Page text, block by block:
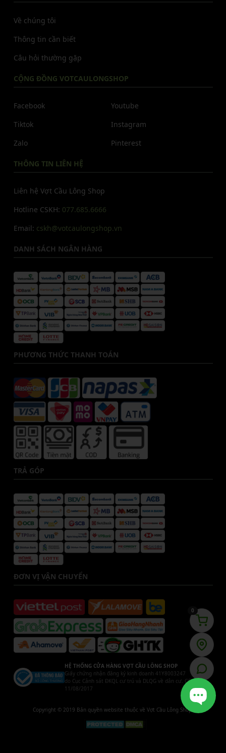
Về chúng tôi
Thông tin cần biết
Câu hỏi thường gặp
CỘNG ĐỒNG VOTCAULONGSHOP
Facebook
Tiktok
Zalo
Youtube
Instagram
Pinterest
THÔNG TIN LIÊN HỆ
Liên hệ Vợt Cầu Lông Shop
Hotline CSKH: 077.685.6666
Email: cskh@votcaulongshop.vn
DANH SÁCH NGÂN HÀNG
PHƯƠNG THỨC THANH TOÁN
TRẢ GÓP
ĐƠN VỊ VẬN CHUYỂN
HỆ THỐNG CỬA HÀNG VỢT CẦU LÔNG SHOP
Giấy chứng nhận đăng ký kinh doanh 41Y8003247
do Cục Cảnh sát ĐKQL cư trú và DLQG về dân cư. Cấp ngày
11/08/2017
Copyright © 2019 Bản quyền website thuộc về Vợt Cầu Lông Shop.
0